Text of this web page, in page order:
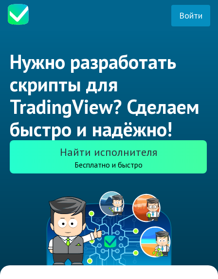
Войти
Нужно разработать
скрипты для
TradingView? Сделаем
быстро и надёжно!
Найти исполнителя
Бесплатно и быстро